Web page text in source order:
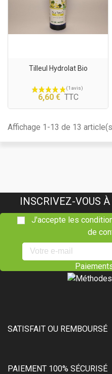
Tilleul Hydrolat Bio
6,60 € TTC
Affichage 1-13 de 13
INSCRIVEZ-VOUS
J'accepte les
de
SATISFAIT OU REMBOURSÉ
PAIEMENT 100% SÉCURISÉ